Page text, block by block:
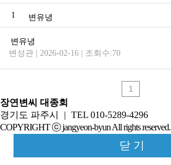
1 변유녕
변유녕
변성관 | 2026-02-16 | 조회수:70
1
장연변씨 대종회
경기도 파주시
| TEL 010-5289-4296
COPYRIGHT ⓒ jangyeon-byun All rights reserved.
닫 기